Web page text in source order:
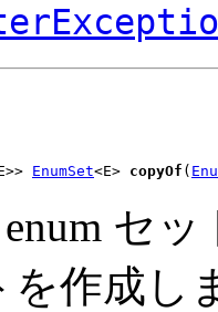
EnumSet<E> copyOf (
セ
を作成し